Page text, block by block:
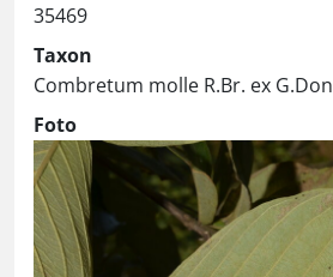
35469
Taxon
Combretum molle R.Br. ex G.Don
Foto